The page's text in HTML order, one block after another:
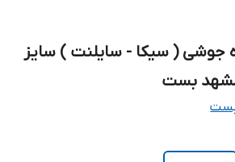
جوشی ( سیکا - سایلنت ) سایز